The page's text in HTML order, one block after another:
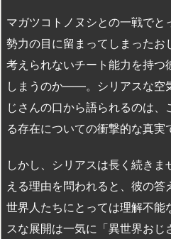
マガツコトノヌシとの一戦でと
勢力の目に留まってしまったお
考えられないチート能力を持つ
しまうのか――。シリアスな空
じさんの口から語られるのは
る存在についての衝撃的な真実
しかし、シリアスは長く続き
える理由を問われると、彼の
世界人たちにとっては理解不能
スな展開は一気に「異世界おじ